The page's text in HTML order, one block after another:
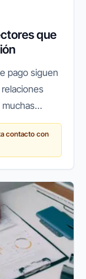
que
pago siguen
que
contacto con